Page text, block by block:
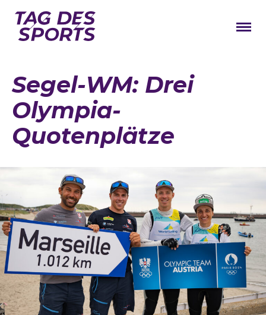
Stars
Programm
Galerie
Verbände
Barrierefreiheit
Downloads
Kontakt
Segel-WM: Drei
Olympia-
Quotenplätze